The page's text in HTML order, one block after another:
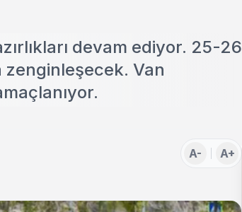
devam ediyor. 25-26
Van
A- A+